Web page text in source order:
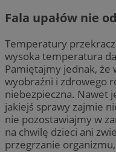
Fala upałów nie
Temperatury
wysoka temperatura
Pamiętajmy jednak, że
wyobraźni i zdrowego
niebezpieczna. Nawet
jakiejś sprawy zajmie
nie pozostawiajmy w
na chwilę dzieci ani
przegrzanie